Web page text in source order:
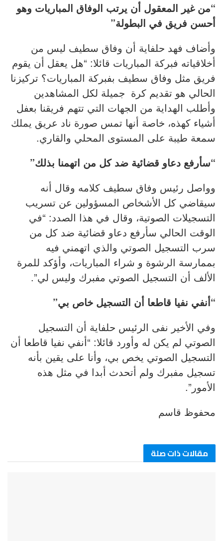
“من غير المعقول أن يرتب الوفاق المباريات وهو
أحسن فريق في البطولة”
وأضاف فهد حلفاية أن وفاق سطيف ليس من
أخلاقياته فبركة المباريات قائلا: “هل يعقل أن يقوم
فريق مثل وفاق سطيف بفبركة المباريات؟ تركيزنا
الحالي هو تقديم كرة جميلة لكل المشاهدين
وأطلب الهداية من الجهات التي تتهم فريقنا بعفل
أشياء كهذه، خاصة أنها تمس صورة ناد عريق يملك
سمعة طيبة على المستوى المحلي والقاري.
“سأرفع دعاو قضائية ضد كل من اتهمنا بذلك”
وواصل رئيس وفاق سطيف كلامه وقال أنه
سيقاضي كل الأشخاص المسؤولين عن تسريب
التسجيلات الصوتية، وقال في هذا الصدد: “في
الوقت الحالي سأرفع دعاو قضائية ضد كل من
سرب التسجيل الصوتي والذي اتهمني فيه
بممارسة الرشوة و شراء المباريات، وأؤكد للمرة
الألف أن التسجيل الصوتي مفبرك وليس لي”.
“أنفي نفيا قاطعا أن التسجيل خاص بي”
وفي الأخير نفى الرئيس حلفاية أن التسجيل
الصوتي لم يكن له وأورد قائلا: “أنفي نفيا قاطعا أن
التسجيل الصوتي يخص بي، وأنا على يقين بأنه
تسجيل مفبرك ولم أتحدث أبدا في مثل هذه
الأمور”.
محفوظ قاسم
مقالات ذات صلة